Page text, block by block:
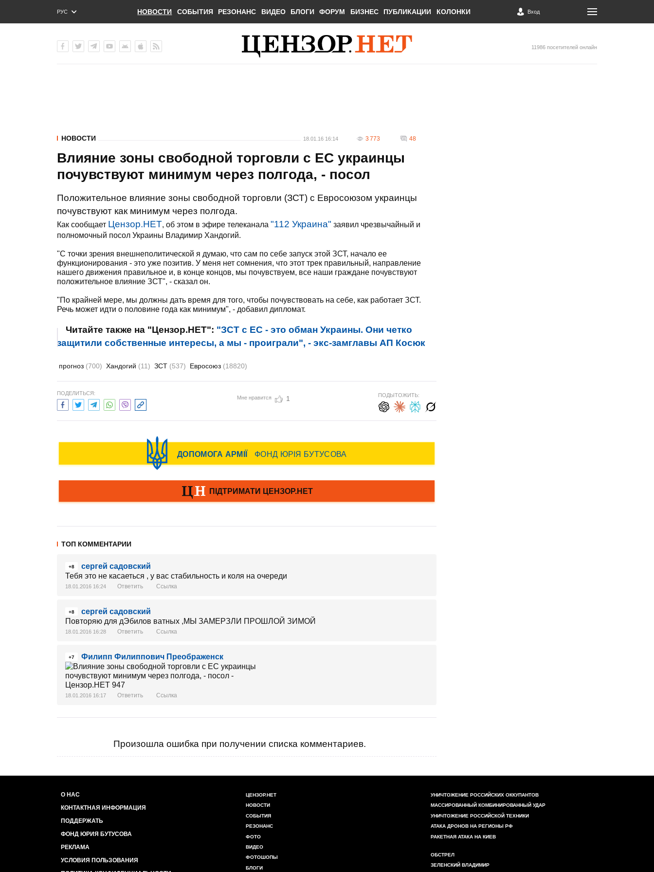
РУС
ENG
НОВОСТИ СОБЫТИЯ РЕЗОНАНС ВИДЕО БЛОГИ ФОРУМ БИЗНЕС ПУБЛИКАЦИИ КОЛОНКИ Вход
11986 посетителей онлайн
НОВОСТИ 18.01.16 16:14 3 773 48
Влияние зоны свободной торговли с ЕС украинцы
почувствуют минимум через полгода, - посол
Положительное влияние зоны свободной торговли (ЗСТ) с Евросоюзом украинцы
почувствуют как минимум через полгода.
Как сообщает Цензор.НЕТ, об этом в эфире телеканала "112 Украина" заявил чрезвычайный и
полномочный посол Украины Владимир Хандогий.
"С точки зрения внешнеполитической я думаю, что сам по себе запуск этой ЗСТ, начало ее
функционирования - это уже позитив. У меня нет сомнения, что этот трек правильный, направление
нашего движения правильное и, в конце концов, мы почувствуем, все наши граждане почувствуют
положительное влияние ЗСТ", - сказал он.
"По крайней мере, мы должны дать время для того, чтобы почувствовать на себе, как работает ЗСТ.
Речь может идти о половине года как минимум", - добавил дипломат.
Читайте также на "Цензор.НЕТ": "ЗСТ с ЕС - это обман Украины. Они четко
защитили собственные интересы, а мы - проиграли", - экс-замглавы АП Косюк
прогноз (700) Хандогий (11) ЗСТ (537) Евросоюз (18820)
ПОДЕЛИТЬСЯ:
Мне нравится 1 ПОДЫТОЖИТЬ:
ТОП КОММЕНТАРИИ
+8
сергей садовский
Тебя это не касаеться , у вас стабильность и коля на очереди
18.01.2016 16:24 Ответить Ссылка
+8
сергей садовский
Повторяю для дЭбилов ватных ,МЫ ЗАМЕРЗЛИ ПРОШЛОЙ ЗИМОЙ
18.01.2016 16:28 Ответить Ссылка
+7 Филипп Филиппович Преображенск
18.01.2016 16:17 Ответить Ссылка
Произошла ошибка при получении списка комментариев.
О НАС
КОНТАКТНАЯ ИНФОРМАЦИЯ
ПОДДЕРЖАТЬ
ФОНД ЮРИЯ БУТУСОВА
РЕКЛАМА
УСЛОВИЯ ПОЛЬЗОВАНИЯ
ЦЕНЗОР.НЕТ
НОВОСТИ
СОБЫТИЯ
РЕЗОНАНС
ФОТО
ВИДЕО
ФОТОШОПЫ
БЛОГИ
УНИЧТОЖЕНИЕ РОССИЙСКИХ ОККУПАНТОВ
МАССИРОВАННЫЙ КОМБИНИРОВАННЫЙ УДАР
УНИЧТОЖЕНИЕ РОССИЙСКОЙ ТЕХНИКИ
АТАКА ДРОНОВ НА РЕГИОНЫ РФ
РАКЕТНАЯ АТАКА НА КИЕВ
ОБСТРЕЛ
ЗЕЛЕНСКИЙ ВЛАДИМИР